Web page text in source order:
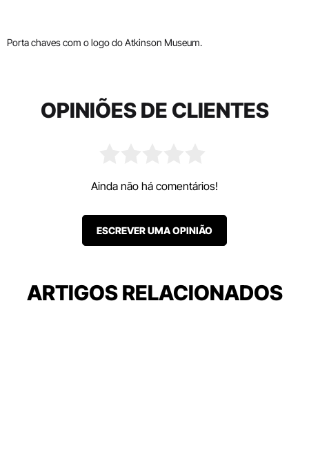
Porta chaves com o logo do Atkinson Museum.
OPINIÕES DE CLIENTES
Ainda não há comentários!
ESCREVER UMA OPINIÃO
ARTIGOS RELACIONADOS